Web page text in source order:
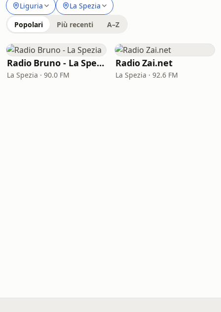
Liguria La Spezia
Popolari Più recenti A–Z
Radio Bruno - La Spezia
La Spezia · 90.0 FM
Radio Zai.net
La Spezia · 92.6 FM